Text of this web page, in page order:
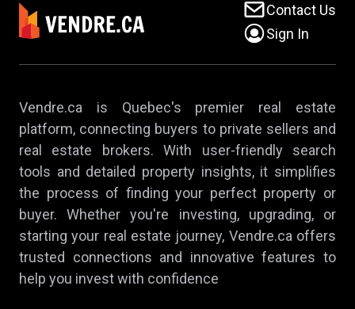
Contact Us
Sign In
Vendre.ca is Quebec's premier real estate
platform, connecting buyers to private sellers and
real estate brokers. With user-friendly search
tools and detailed property insights, it simplifies
the process of finding your perfect property or
buyer. Whether you're investing, upgrading, or
starting your real estate journey, Vendre.ca offers
trusted connections and innovative features to
help you invest with confidence